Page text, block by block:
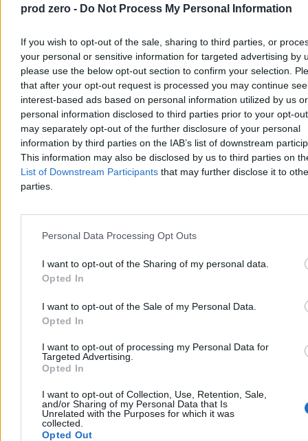
prod zero - Do Not Process My Personal Information
If you wish to opt-out of the sale, sharing to third parties, or
your personal or sensitive information for targeted advertising by
please use the below opt-out section to confirm your selection.
that after your opt-out request is processed you may continue
interest-based ads based on personal information utilized by us or
personal information disclosed to third parties prior to your opt-
may separately opt-out of the further disclosure of your personal
information by third parties on the IAB’s list of downstream
This information may also be disclosed by us to third parties on
List of Downstream Participants that may further disclose it to
parties.
Personal Data Processing Opt Outs
I want to opt-out of the Sharing of my personal data.
Opted In
I want to opt-out of the Sale of my Personal Data.
Opted In
I want to opt-out of processing my Personal Data for
Targeted Advertising.
Opted In
I want to opt-out of Collection, Use, Retention, Sale,
and/or Sharing of my Personal Data that Is
Unrelated with the Purposes for which it was
collected.
Opted Out
Dzisiaj 13:49
3 min
Reklama
Reklama
Kraj